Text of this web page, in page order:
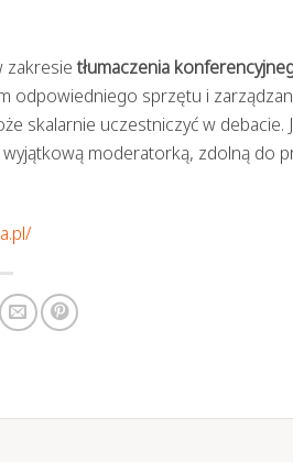
zakresietłumaczenia
odpowiedniego sprzętu i
skalarnie uczestniczyć w debacie.
moderatorką, zdolną do